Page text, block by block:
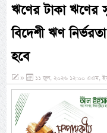
ঋণের টাকা ঋণের
বিদেশী ঋণ
হবে
» ১১ জুন, ২০২৬ ১২:০০ এএম,